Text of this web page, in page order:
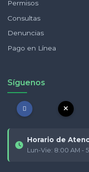
Permisos
Consultas
Denuncias
Pago en Línea
Síguenos
Horario de
Lun-Vie: 8:00 AM -